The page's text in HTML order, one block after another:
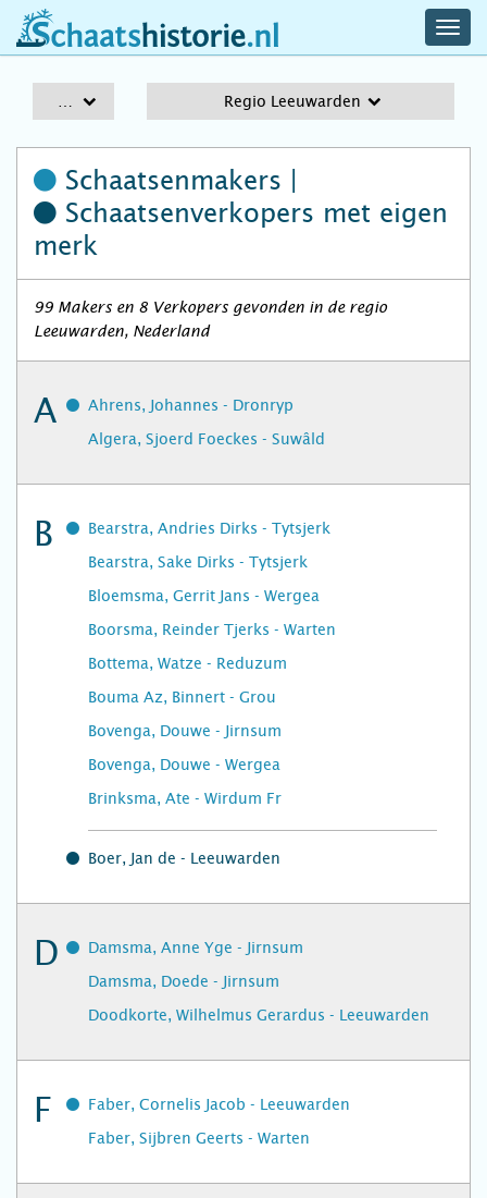
schaatshistorie.nl
Regio Leeuwarden
Schaatsenmakers |
Schaatsenverkopers met eigen
merk
99 Makers en 8 Verkopers gevonden in de regio
Leeuwarden, Nederland
A
Ahrens, Johannes - Dronryp
Algera, Sjoerd Foeckes - Suwâld
B
Bearstra, Andries Dirks - Tytsjerk
Bearstra, Sake Dirks - Tytsjerk
Bloemsma, Gerrit Jans - Wergea
Boorsma, Reinder Tjerks - Warten
Bottema, Watze - Reduzum
Bouma Az, Binnert - Grou
Bovenga, Douwe - Jirnsum
Bovenga, Douwe - Wergea
Brinksma, Ate - Wirdum Fr
Boer, Jan de - Leeuwarden
D
Damsma, Anne Yge - Jirnsum
Damsma, Doede - Jirnsum
Doodkorte, Wilhelmus Gerardus - Leeuwarden
F
Faber, Cornelis Jacob - Leeuwarden
Faber, Sijbren Geerts - Warten